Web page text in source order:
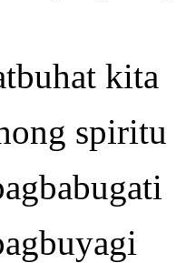
kita
spiritu